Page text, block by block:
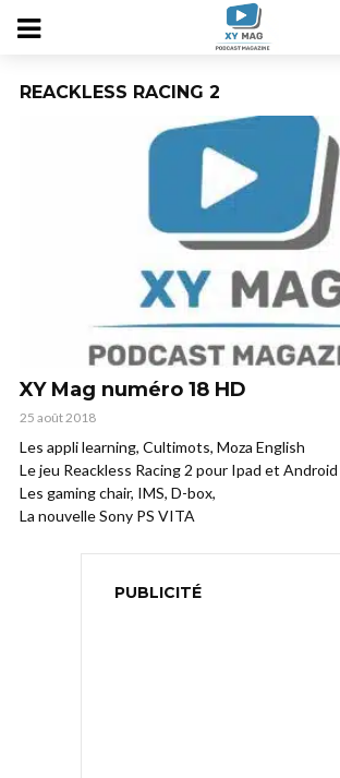
REACKLESS RACING 2
XY Mag numéro 18 HD
25 août 2018
Les appli learning, Cultimots, Moza English
Le jeu Reackless Racing 2 pour Ipad et Android
Les gaming chair, IMS, D-box,
La nouvelle Sony PS VITA
PUBLICITÉ